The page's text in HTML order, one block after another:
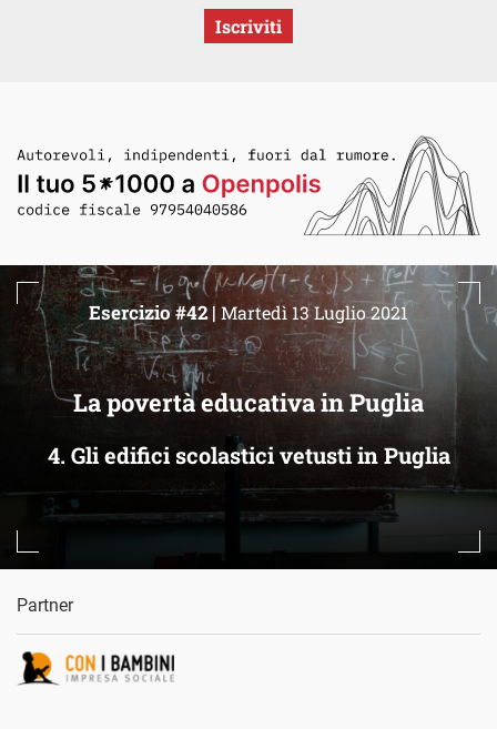
Iscriviti
La povertà educativa in Puglia
4. Gli edifici scolastici vetusti in Puglia
Esercizio #42 | Martedì 13 Luglio 2021
Partner